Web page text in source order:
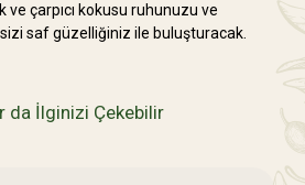
ve çarpıcı kokusu ruhunuzu ve
sizi saf güzelliğiniz ile buluşturacak.
da İlginizi Çekebilir